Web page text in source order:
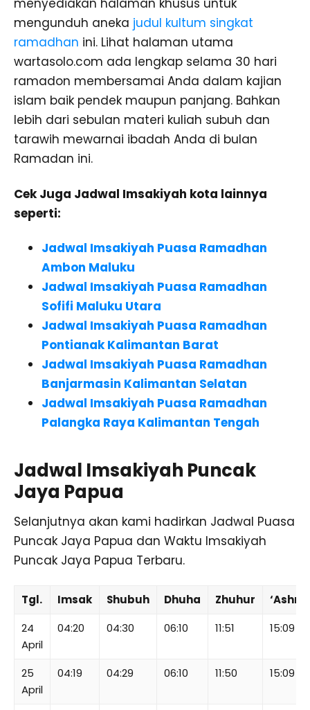
menyediakan halaman khusus untuk
mengunduh aneka judul kultum singkat
ramadhan ini. Lihat halaman utama
wartasolo.com ada lengkap selama 30 hari
ramadon membersamai Anda dalam kajian
islam baik pendek maupun panjang. Bahkan
lebih dari sebulan materi kuliah subuh dan
tarawih mewarnai ibadah Anda di bulan
Ramadan ini.
Cek Juga Jadwal Imsakiyah kota lainnya
seperti:
Jadwal Imsakiyah Puasa Ramadhan
Ambon Maluku
Jadwal Imsakiyah Puasa Ramadhan
Sofifi Maluku Utara
Jadwal Imsakiyah Puasa Ramadhan
Pontianak Kalimantan Barat
Jadwal Imsakiyah Puasa Ramadhan
Banjarmasin Kalimantan Selatan
Jadwal Imsakiyah Puasa Ramadhan
Palangka Raya Kalimantan Tengah
Jadwal Imsakiyah Puncak
Jaya Papua
Selanjutnya akan kami hadirkan Jadwal Puasa
Puncak Jaya Papua dan Waktu Imsakiyah
Puncak Jaya Papua Terbaru.
Tgl. Imsak Shubuh Dhuha Zhuhur
‘Ashr
24
April
04:20 04:30 06:10 11:51 15:09
25
April
04:19 04:29 06:10 11:50 15:09